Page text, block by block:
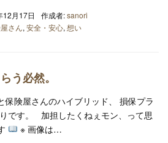
12月17日 作成者:sanori
さん, 安全・安心, 想い
う必然。
保険屋さんのハイブリッド、 損保プラ
です。 加担したくねぇモン、って思
※ 画像は…